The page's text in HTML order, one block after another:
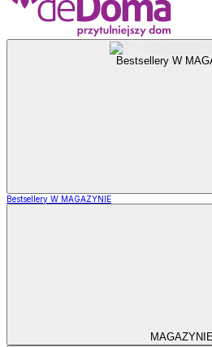
Bestsellery W
Bestsellery W MAGAZYNIE